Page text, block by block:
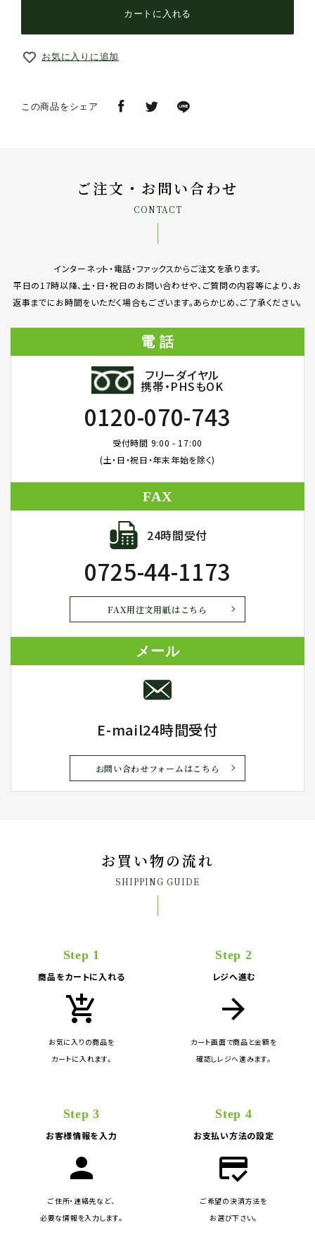
カートに入れる
お気に入りに追加
この商品をシェア
ご注文・お問い合わせ
CONTACT
インターネット・電話・ファックスからご注文を承ります。
平日の17時以降、土・日・祝日のお問い合わせや、ご質問の内容等により、お
返事までにお時間をいただく場合もございます。あらかじめ、ご了承ください。
電 話
フリーダイヤル
携帯・PHSもOK
0120-070-743
受付時間 9:00 - 17:00
(土・日・祝日・年末年始を除く)
FAX
24時間受付
0725-44-1173
FAX用注文用紙はこちら
メール
E-mail24時間受付
お問い合わせフォームはこちら
お買い物の流れ
SHIPPING GUIDE
Step 1
商品をカートに入れる
add_shopping_cart
お気に入りの商品を
カートに入れます。
Step 2
レジへ進む
arrow_forward
カート画面で商品と金額を
確認しレジへ進みます。
Step 3
お客様情報を入力
person
ご住所・連絡先など、
必要な情報を入力します。
Step 4
お支払い方法の設定
credit_score
ご希望の決済方法を
お選び下さい。